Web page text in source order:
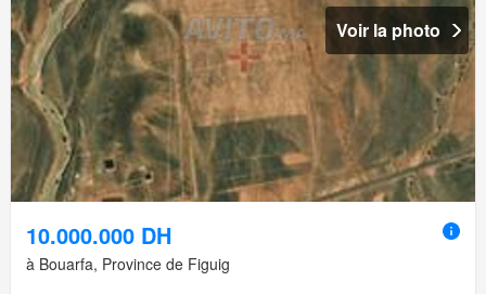
Voir la photo
10.000.000 DH
à Bouarfa, Province de Figuig